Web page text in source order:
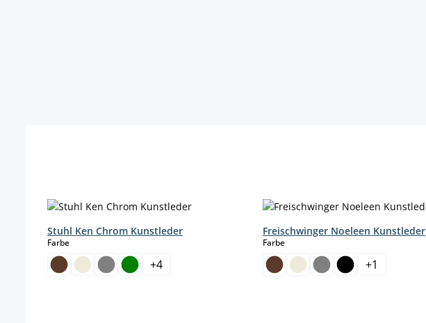
Stuhl Ken Chrom Kunstleder
Farbeauswählen
+4
Freischwinger Noeleen Kunstleder
Farbeauswählen
+1